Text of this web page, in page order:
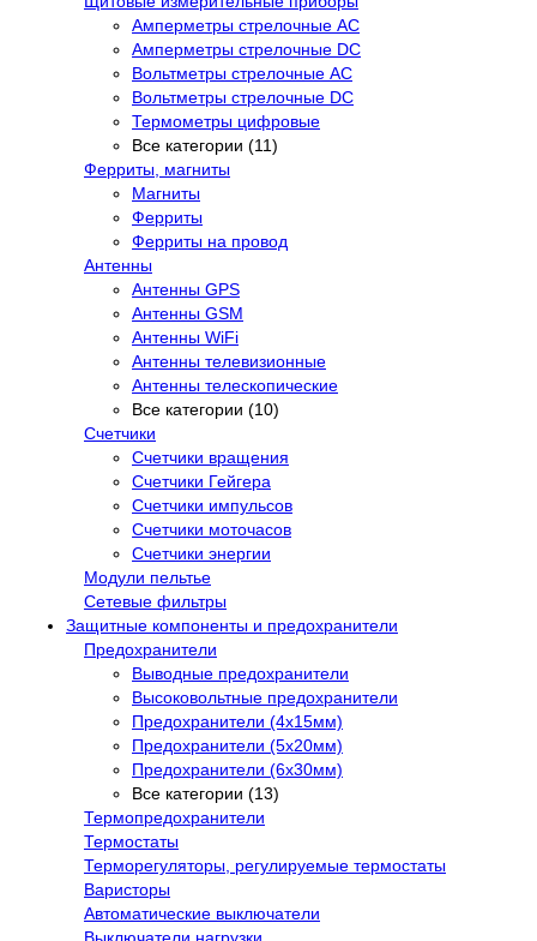
Амперметры стрелочные AC
Амперметры стрелочные DC
Вольтметры стрелочные AC
Вольтметры стрелочные DC
Термометры цифровые
Все категории (11)
Ферриты, магниты
Магниты
Ферриты
Ферриты на провод
Антенны
Антенны GPS
Антенны GSM
Антенны WiFi
Антенны телевизионные
Антенны телескопические
Все категории (10)
Счетчики
Счетчики вращения
Счетчики Гейгера
Счетчики импульсов
Счетчики моточасов
Счетчики энергии
Модули пельтье
Сетевые фильтры
Защитные компоненты и предохранители
Предохранители
Выводные предохранители
Высоковольтные предохранители
Предохранители (4х15мм)
Предохранители (5х20мм)
Предохранители (6х30мм)
Все категории (13)
Термопредохранители
Термостаты
Терморегуляторы, регулируемые термостаты
Варисторы
Автоматические выключатели